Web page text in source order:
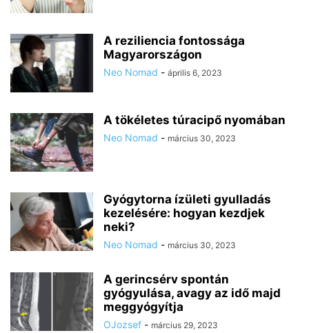
A reziliencia fontossága
Magyarországon
Neo Nomad - április 6, 2023
A tökéletes túracipő nyomában
Neo Nomad - március 30, 2023
Gyógytorna ízületi gyulladás
kezelésére: hogyan kezdjek
neki?
Neo Nomad - március 30, 2023
A gerincsérv spontán
gyógyulása, avagy az idő majd
meggyógyítja
OJozsef - március 29, 2023